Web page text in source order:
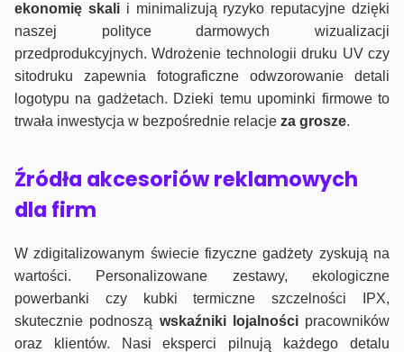
ekonomię skalii minimalizują ryzyko reputacyjne dzięki
naszej polityce darmowych wizualizacji
przedprodukcyjnych. Wdrożenie technologii druku UV czy
sitodruku zapewnia fotograficzne odwzorowanie detali
logotypu na gadżetach. Dzieki temu upominki firmowe to
trwała inwestycja w bezpośrednie relacje za grosze.
Źródła akcesoriów reklamowych
dla firm
W zdigitalizowanym świecie fizyczne gadżety zyskują na
wartości. Personalizowane zestawy, ekologiczne
powerbanki czy kubki termiczne szczelności IPX,
skutecznie podnoszą wskaźniki lojalnościpracowników
oraz klientów. Nasi eksperci pilnują każdego detalu